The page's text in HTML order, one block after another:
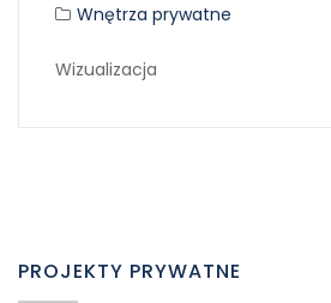
Wnętrza prywatne
Wizualizacja
PROJEKTY PRYWATNE